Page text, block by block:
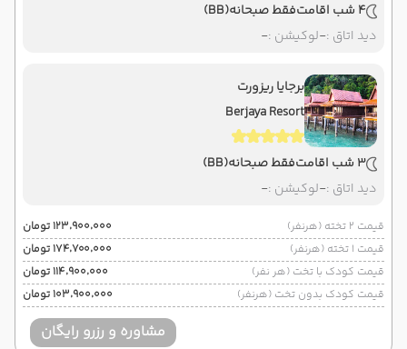
4 شب اقامت فقط صبحانه(BB)
دید اتاق :-لوکیشن :-
برجایا ریزورت
Berjaya Resort
3 شب اقامت فقط صبحانه(BB)
دید اتاق :-لوکیشن :-
قیمت 2 تخته (هرنفر)
۱۲۳٬۹۰۰٬۰۰۰ تومان
قیمت 1 تخته (هرنفر)
۱۷۴٬۷۰۰٬۰۰۰ تومان
قیمت کودک با تخت (هر نفر)
۱۱۴٬۹۰۰٬۰۰۰ تومان
قیمت کودک بدون تخت (هرنفر)
۱۰۳٬۹۰۰٬۰۰۰ تومان
مشاوره و رزرو رایگان